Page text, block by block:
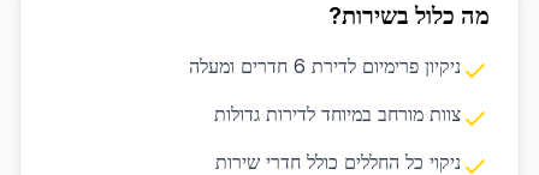
מה כלול בשירות?
ניקיון פרימיום לדירת 6 חדרים ומעלה
צוות מורחב במיוחד לדירות גדולות
ניקוי כל החללים כולל חדרי שירות